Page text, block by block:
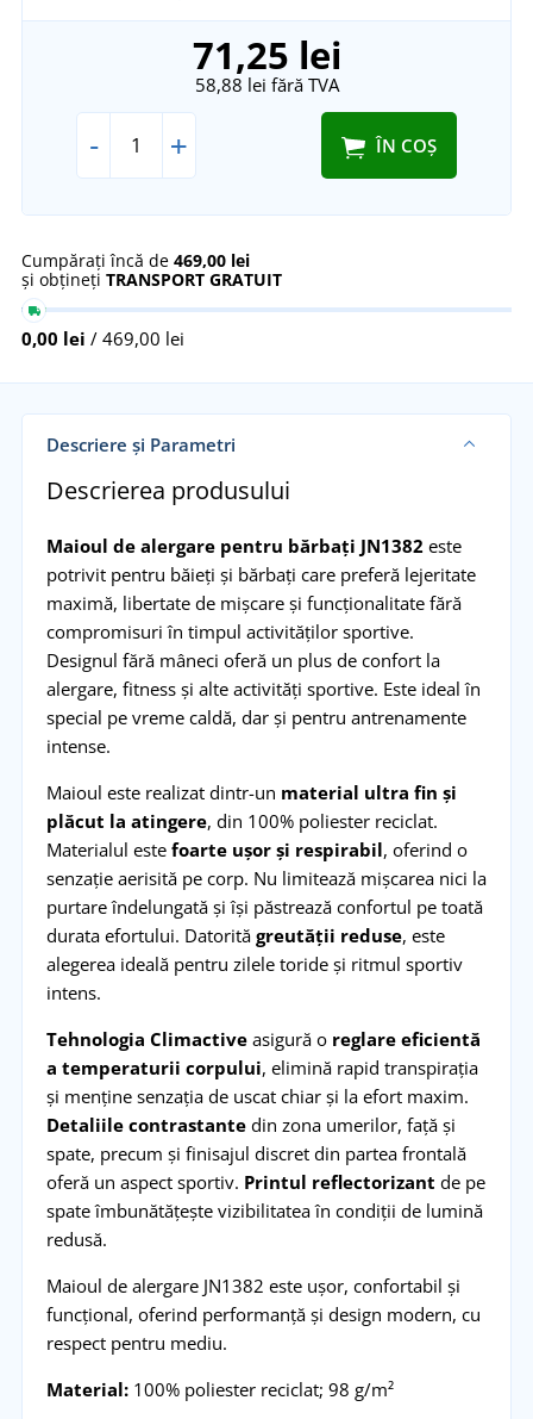
71,25 lei
58,88 lei fără TVA
- + ÎN COȘ
Cumpărați încă de 469,00 lei
și obțineți TRANSPORT GRATUIT
0,00 lei / 469,00 lei
Descriere și Parametri
Descrierea produsului
Maioul de alergare pentru bărbați JN1382 este
potrivit pentru băieți și bărbați care preferă lejeritate
maximă, libertate de mișcare și funcționalitate fără
compromisuri în timpul activităților sportive.
Designul fără mâneci oferă un plus de confort la
alergare, fitness și alte activități sportive. Este ideal în
special pe vreme caldă, dar și pentru antrenamente
intense.
Maioul este realizat dintr-un material ultra fin și
plăcut la atingere, din 100% poliester reciclat.
Materialul este foarte ușor și respirabil, oferind o
senzație aerisită pe corp. Nu limitează mișcarea nici la
purtare îndelungată și își păstrează confortul pe toată
durata efortului. Datorită greutății reduse, este
alegerea ideală pentru zilele toride și ritmul sportiv
intens.
Tehnologia Climactiveasigură o reglare eficientă
a temperaturii corpului, elimină rapid transpirația
și menține senzația de uscat chiar și la efort maxim.
Detaliile contrastantedin zona umerilor, față și
spate, precum și finisajul discret din partea frontală
oferă un aspect sportiv. Printul reflectorizant de pe
spate îmbunătățește vizibilitatea în condiții de lumină
redusă.
Maioul de alergare JN1382 este ușor, confortabil și
funcțional, oferind performanță și design modern, cu
respect pentru mediu.
Material:100% poliester reciclat; 98 g/m²